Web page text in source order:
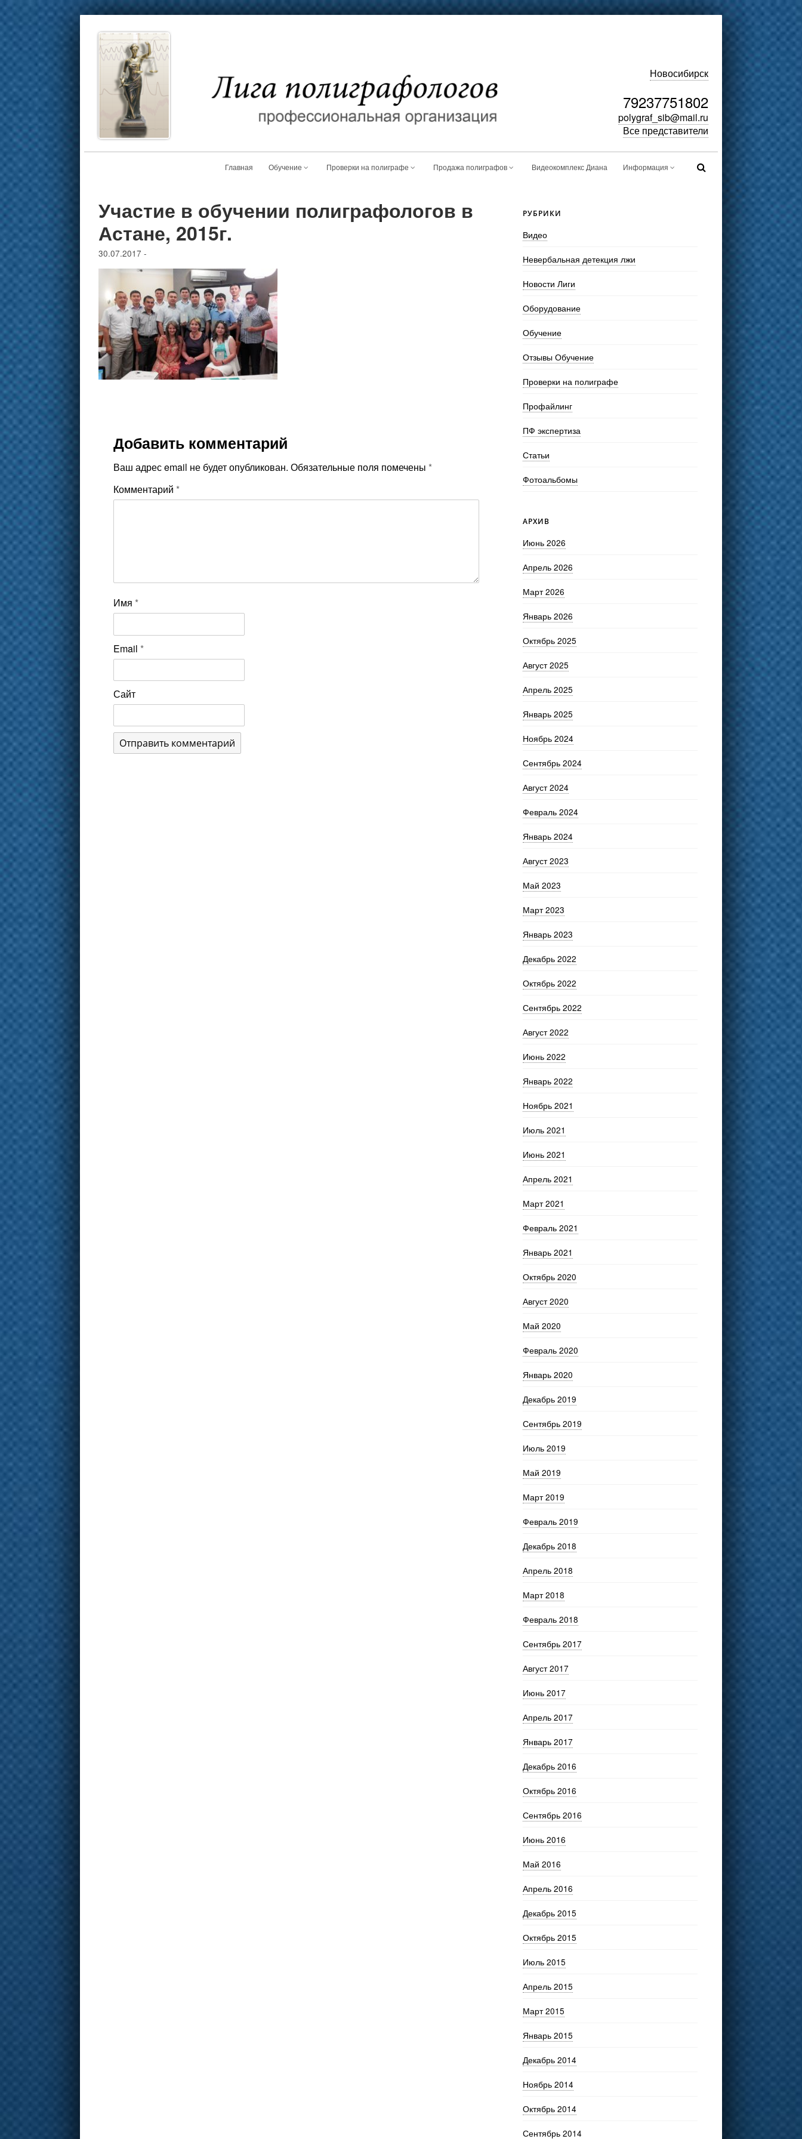
Новосибирск
79237751802
polygraf_sib@mail.ru
Все представители
Главная Обучение Проверки на полиграфе Продажа полиграфов Видеокомплекс Диана Информация
Участие в обучении полиграфологов в
Астане, 2015г.
30.07.2017 -
Добавить комментарий
Ваш адрес email не будет опубликован. Обязательные поля помечены *
Комментарий *
Имя *
Email *
Сайт
РУБРИКИ
Видео
Невербальная детекция лжи
Новости Лиги
Оборудование
Обучение
Отзывы Обучение
Проверки на полиграфе
Профайлинг
ПФ экспертиза
Статьи
Фотоальбомы
АРХИВ
Июнь 2026
Апрель 2026
Март 2026
Январь 2026
Октябрь 2025
Август 2025
Апрель 2025
Январь 2025
Ноябрь 2024
Сентябрь 2024
Август 2024
Февраль 2024
Январь 2024
Август 2023
Май 2023
Март 2023
Январь 2023
Декабрь 2022
Октябрь 2022
Сентябрь 2022
Август 2022
Июнь 2022
Январь 2022
Ноябрь 2021
Июль 2021
Июнь 2021
Апрель 2021
Март 2021
Февраль 2021
Январь 2021
Октябрь 2020
Август 2020
Май 2020
Февраль 2020
Январь 2020
Декабрь 2019
Сентябрь 2019
Июль 2019
Май 2019
Март 2019
Февраль 2019
Декабрь 2018
Апрель 2018
Март 2018
Февраль 2018
Сентябрь 2017
Август 2017
Июнь 2017
Апрель 2017
Январь 2017
Декабрь 2016
Октябрь 2016
Сентябрь 2016
Июнь 2016
Май 2016
Апрель 2016
Декабрь 2015
Октябрь 2015
Июль 2015
Апрель 2015
Март 2015
Январь 2015
Декабрь 2014
Ноябрь 2014
Октябрь 2014
Сентябрь 2014